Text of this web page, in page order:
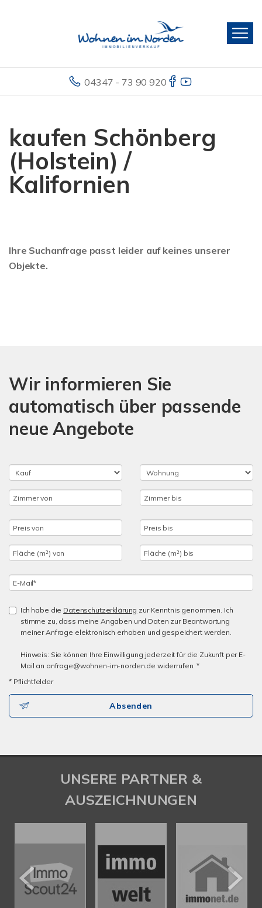
04347 - 73 90 920
kaufen Schönberg
(Holstein) /
Kalifornien
Ihre Suchanfrage passt leider auf keines unserer
Objekte.
Wir informieren Sie
automatisch über passende
neue Angebote
Ich habe die Datenschutzerklärung zur Kenntnis genommen. Ich
stimme zu, dass meine Angaben und Daten zur Beantwortung
meiner Anfrage elektronisch erhoben und gespeichert werden.
Hinweis: Sie können Ihre Einwilligung jederzeit für die Zukunft per E-
Mail an anfrage@wohnen-im-norden.de widerrufen. *
* Pflichtfelder
Absenden
UNSERE PARTNER &
AUSZEICHNUNGEN